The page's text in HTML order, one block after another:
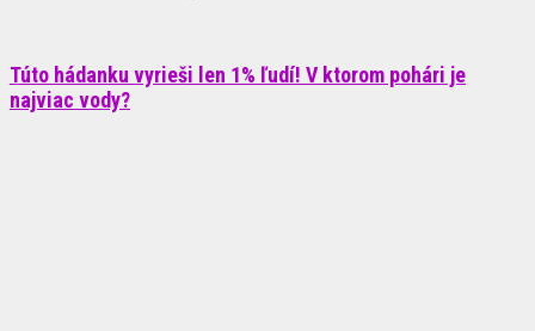
Túto hádanku vyrieši len 1% ľudí! V ktorom pohári je
najviac vody?